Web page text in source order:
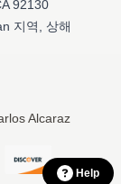
92130
지역, 상해
Alcaraz
Help